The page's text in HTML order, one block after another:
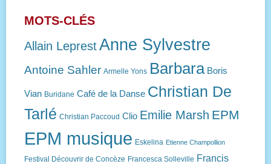
MOTS-CLÉS
Allain LeprestAnne Sylvestre
Antoine Sahler Armelle Yons Barbara Boris
Vian Buridane Café de la Danse Christian De
Tarlé Christian Paccoud Clio Emilie Marsh EPM
EPM musique Eskelina Etienne Champollion
Festival Découvrir de Concèze Francesca Solleville Francis